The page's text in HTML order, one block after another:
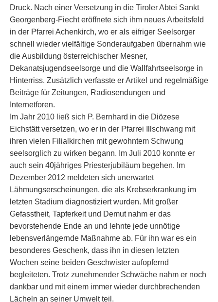
Druck. Nach einer Versetzung in die Tiroler Abtei Sankt
Georgenberg-Fiecht eröffnete sich ihm neues Arbeitsfeld
in der Pfarrei Achenkirch, wo er als eifriger Seelsorger
schnell wieder vielfältige Sonderaufgaben übernahm wie
die Ausbildung österreichischer Mesner,
Dekanatsjugendseelsorge und die Wallfahrtseelsorge in
Hinterriss. Zusätzlich verfasste er Artikel und regelmäßige
Beiträge für Zeitungen, Radiosendungen und
Internetforen.
Im Jahr 2010 ließ sich P. Bernhard in die Diözese
Eichstätt versetzen, wo er in der Pfarrei Illschwang mit
ihren vielen Filialkirchen mit gewohntem Schwung
seelsorglich zu wirken begann. Im Juli 2010 konnte er
auch sein 40jähriges Priesterjubiläum begehen. Im
Dezember 2012 meldeten sich unerwartet
Lähmungserscheinungen, die als Krebserkrankung im
letzten Stadium diagnostiziert wurden. Mit großer
Gefasstheit, Tapferkeit und Demut nahm er das
bevorstehende Ende an und lehnte jede unnötige
lebensverlängernde Maßnahme ab. Für ihn war es ein
besonderes Geschenk, dass ihn in diesen letzten
Wochen seine beiden Geschwister aufopfernd
begleiteten. Trotz zunehmender Schwäche nahm er noch
dankbar und mit einem immer wieder durchbrechenden
Lächeln an seiner Umwelt teil.